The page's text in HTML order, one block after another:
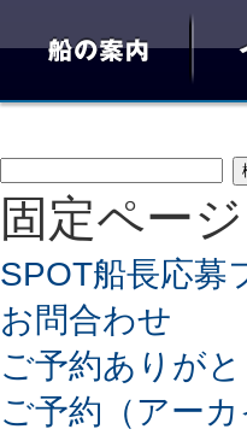
検
索:
固定ページ
SPOT船長応募
お問合わせ
ご予約ありが
ご予約（アーカ